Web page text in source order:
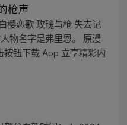
枪声
樱恋歌 玫瑰与枪 失去记
物名字是弗里恩。 原漫
钮下载 App 立享精彩内